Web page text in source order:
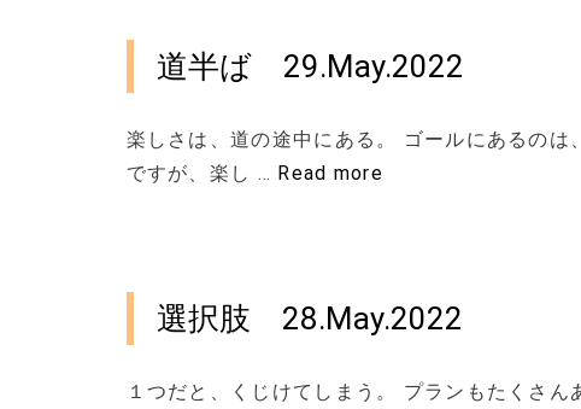
道半ば 29.May.2022
楽しさは、道の途中にある。 ゴールにあるの
ですが、楽し … Read more
選択肢 28.May.2022
１つだと、くじけてしまう。 プランもたくさ